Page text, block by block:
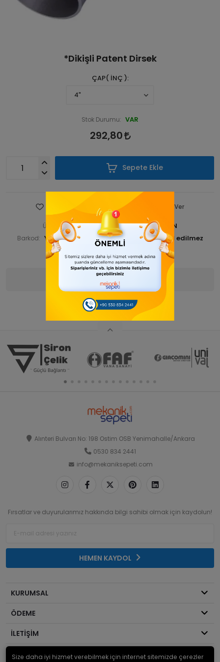
*Dikişli Patent Dirsek
ÇAP( İNÇ )
Stok Durumu: VAR
292,80
Sepete Ekle
Fiyatı Düşünce Haber Ver
Ürün Kodu: SİRDSKPAT 00000-ANA ÜRÜN
Barkod: YGTDSKPAT00009 İade Bilgisi:
Alınteri Bulvarı No: 198 Ostim OSB Yenimahalle/Ankara
0530 834 2441
info@mekaniksepeti.com
Fırsatlar ve duyurularımız hakkında bilgi sahibi olmak için kaydolun!
HEMEN KAYDOL
KURUMSAL
ÖDEME
İLETİŞİM
© 2026Mekanik Sepeti. Bir Serdaroğlu A.Ş markasıdır ve tüm hakları
Size daha iyi hizmet verebilmek için internet sitemizde çerezler